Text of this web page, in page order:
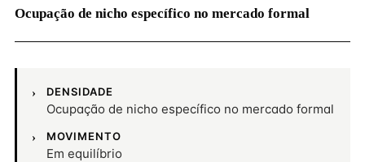
Ocupação de nicho específico no mercado formal
DENSIDADE
Ocupação de nicho específico no mercado formal
MOVIMENTO
Em equilíbrio